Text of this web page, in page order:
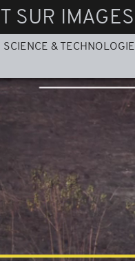
SUR IMAGES
SCIENCE & TECHNOLOGIE